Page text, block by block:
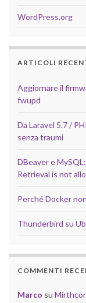
WordPress.org
ARTICOLI
Aggiornare il
fwupd
Da Laravel 5.7 /
senza traumi
DBeaver e
Retrieval is not
Perché Docker
Thunderbird su
COMMENTI
Marco su